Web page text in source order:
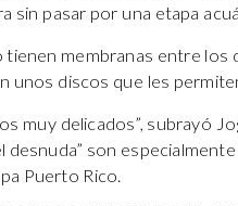
sin pasar por una etapa
tienen membranas entre
unos discos que les
muy delicados”, subrayó
desnuda” son
Puerto Rico.